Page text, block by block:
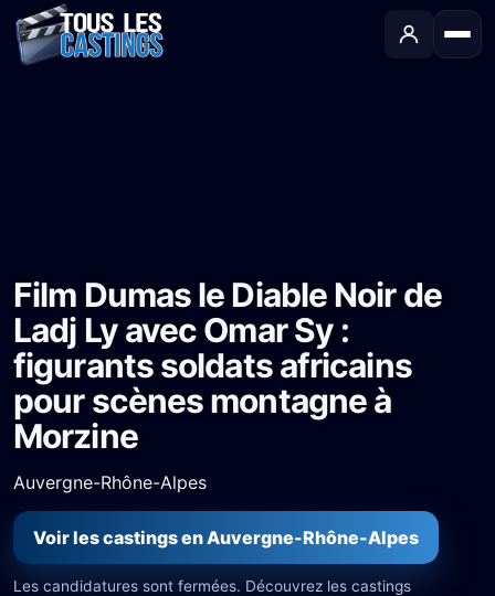
Film Dumas le Diable Noir de
Ladj Ly avec Omar Sy :
figurants soldats africains
pour scènes montagne à
Morzine
Auvergne-Rhône-Alpes
Voir les castings en Auvergne-Rhône-Alpes
Les candidatures sont fermées. Découvrez les castings